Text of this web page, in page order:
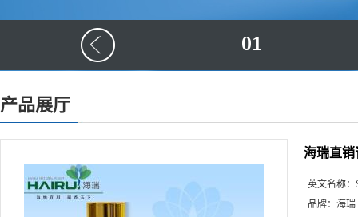
01
产品展厅
海瑞直销
英文名称：
品牌： 海瑞